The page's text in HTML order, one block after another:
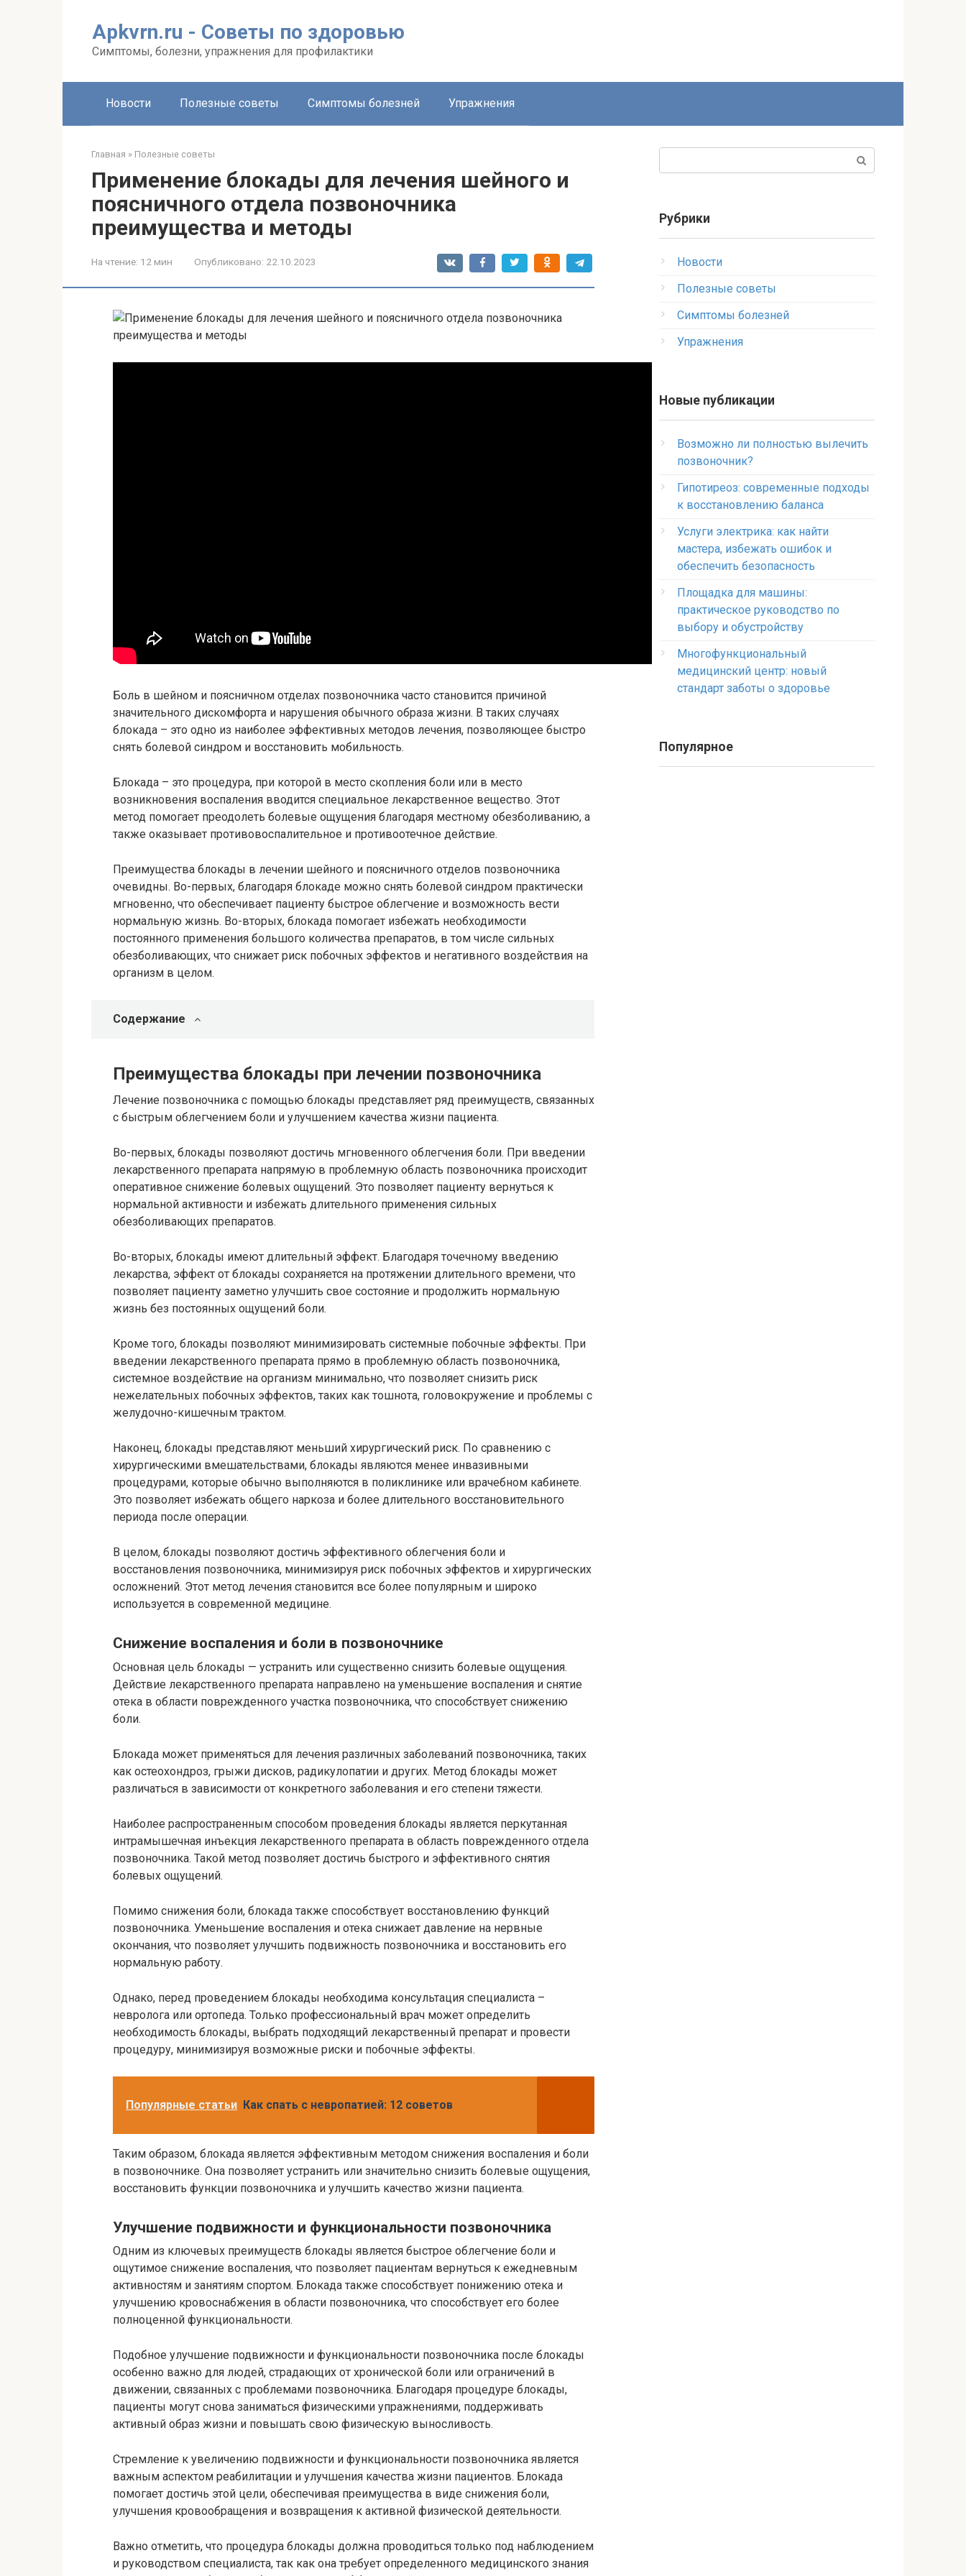
Apkvrn.ru - Советы по здоровью
Симптомы, болезни, упражнения для профилактики
Новости Полезные советы Симптомы болезней Упражнения
Главная » Полезные советы
Применение блокады для лечения шейного и
поясничного отдела позвоночника
преимущества и методы
На чтение: 12 мин Опубликовано: 22.10.2023
Боль в шейном и поясничном отделах позвоночника часто становится причиной
значительного дискомфорта и нарушения обычного образа жизни. В таких случаях
блокада – это одно из наиболее эффективных методов лечения, позволяющее быстро
снять болевой синдром и восстановить мобильность.
Блокада – это процедура, при которой в место скопления боли или в место
возникновения воспаления вводится специальное лекарственное вещество. Этот
метод помогает преодолеть болевые ощущения благодаря местному обезболиванию, а
также оказывает противовоспалительное и противоотечное действие.
Преимущества блокады в лечении шейного и поясничного отделов позвоночника
очевидны. Во-первых, благодаря блокаде можно снять болевой синдром практически
мгновенно, что обеспечивает пациенту быстрое облегчение и возможность вести
нормальную жизнь. Во-вторых, блокада помогает избежать необходимости
постоянного применения большого количества препаратов, в том числе сильных
обезболивающих, что снижает риск побочных эффектов и негативного воздействия на
организм в целом.
Содержание
Преимущества блокады при лечении позвоночника
Лечение позвоночника с помощью блокады представляет ряд преимуществ, связанных
с быстрым облегчением боли и улучшением качества жизни пациента.
Во-первых, блокады позволяют достичь мгновенного облегчения боли. При введении
лекарственного препарата напрямую в проблемную область позвоночника происходит
оперативное снижение болевых ощущений. Это позволяет пациенту вернуться к
нормальной активности и избежать длительного применения сильных
обезболивающих препаратов.
Во-вторых, блокады имеют длительный эффект. Благодаря точечному введению
лекарства, эффект от блокады сохраняется на протяжении длительного времени, что
позволяет пациенту заметно улучшить свое состояние и продолжить нормальную
жизнь без постоянных ощущений боли.
Кроме того, блокады позволяют минимизировать системные побочные эффекты. При
введении лекарственного препарата прямо в проблемную область позвоночника,
системное воздействие на организм минимально, что позволяет снизить риск
нежелательных побочных эффектов, таких как тошнота, головокружение и проблемы с
желудочно-кишечным трактом.
Наконец, блокады представляют меньший хирургический риск. По сравнению с
хирургическими вмешательствами, блокады являются менее инвазивными
процедурами, которые обычно выполняются в поликлинике или врачебном кабинете.
Это позволяет избежать общего наркоза и более длительного восстановительного
периода после операции.
В целом, блокады позволяют достичь эффективного облегчения боли и
восстановления позвоночника, минимизируя риск побочных эффектов и хирургических
осложнений. Этот метод лечения становится все более популярным и широко
используется в современной медицине.
Снижение воспаления и боли в позвоночнике
Основная цель блокады — устранить или существенно снизить болевые ощущения.
Действие лекарственного препарата направлено на уменьшение воспаления и снятие
отека в области поврежденного участка позвоночника, что способствует снижению
боли.
Блокада может применяться для лечения различных заболеваний позвоночника, таких
как остеохондроз, грыжи дисков, радикулопатии и других. Метод блокады может
различаться в зависимости от конкретного заболевания и его степени тяжести.
Наиболее распространенным способом проведения блокады является перкутанная
интрамышечная инъекция лекарственного препарата в область поврежденного отдела
позвоночника. Такой метод позволяет достичь быстрого и эффективного снятия
болевых ощущений.
Помимо снижения боли, блокада также способствует восстановлению функций
позвоночника. Уменьшение воспаления и отека снижает давление на нервные
окончания, что позволяет улучшить подвижность позвоночника и восстановить его
нормальную работу.
Однако, перед проведением блокады необходима консультация специалиста –
невролога или ортопеда. Только профессиональный врач может определить
необходимость блокады, выбрать подходящий лекарственный препарат и провести
процедуру, минимизируя возможные риски и побочные эффекты.
Популярные статьи Как спать с невропатией: 12 советов
Таким образом, блокада является эффективным методом снижения воспаления и боли
в позвоночнике. Она позволяет устранить или значительно снизить болевые ощущения,
восстановить функции позвоночника и улучшить качество жизни пациента.
Улучшение подвижности и функциональности позвоночника
Одним из ключевых преимуществ блокады является быстрое облегчение боли и
ощутимое снижение воспаления, что позволяет пациентам вернуться к ежедневным
активностям и занятиям спортом. Блокада также способствует понижению отека и
улучшению кровоснабжения в области позвоночника, что способствует его более
полноценной функциональности.
Подобное улучшение подвижности и функциональности позвоночника после блокады
особенно важно для людей, страдающих от хронической боли или ограничений в
движении, связанных с проблемами позвоночника. Благодаря процедуре блокады,
пациенты могут снова заниматься физическими упражнениями, поддерживать
активный образ жизни и повышать свою физическую выносливость.
Стремление к увеличению подвижности и функциональности позвоночника является
важным аспектом реабилитации и улучшения качества жизни пациентов. Блокада
помогает достичь этой цели, обеспечивая преимущества в виде снижения боли,
улучшения кровообращения и возвращения к активной физической деятельности.
Важно отметить, что процедура блокады должна проводиться только под наблюдением
и руководством специалиста, так как она требует определенного медицинского знания
Рубрики
Новости
Полезные советы
Симптомы болезней
Упражнения
Новые публикации
Возможно ли полностью вылечить
позвоночник?
Гипотиреоз: современные подходы
к восстановлению баланса
Услуги электрика: как найти
мастера, избежать ошибок и
обеспечить безопасность
Площадка для машины:
практическое руководство по
выбору и обустройству
Многофункциональный
медицинский центр: новый
стандарт заботы о здоровье
Популярное